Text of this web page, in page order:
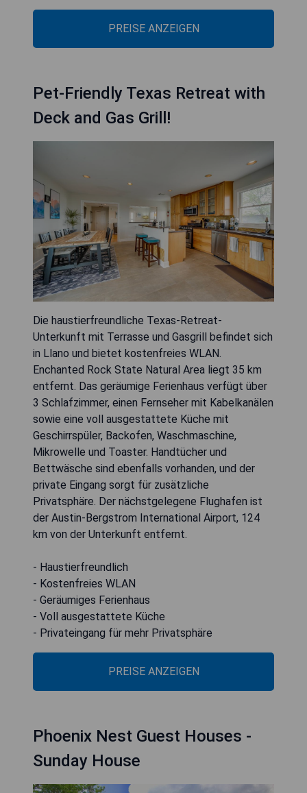
PREISE ANZEIGEN
Pet-Friendly Texas Retreat with
Deck and Gas Grill!
Die haustierfreundliche Texas-Retreat-
Unterkunft mit Terrasse und Gasgrill befindet sich
in Llano und bietet kostenfreies WLAN.
Enchanted Rock State Natural Area liegt 35 km
entfernt. Das geräumige Ferienhaus verfügt über
3 Schlafzimmer, einen Fernseher mit Kabelkanälen
sowie eine voll ausgestattete Küche mit
Geschirrspüler, Backofen, Waschmaschine,
Mikrowelle und Toaster. Handtücher und
Bettwäsche sind ebenfalls vorhanden, und der
private Eingang sorgt für zusätzliche
Privatsphäre. Der nächstgelegene Flughafen ist
der Austin-Bergstrom International Airport, 124
km von der Unterkunft entfernt.
- Haustierfreundlich
- Kostenfreies WLAN
- Geräumiges Ferienhaus
- Voll ausgestattete Küche
- Privateingang für mehr Privatsphäre
PREISE ANZEIGEN
Phoenix Nest Guest Houses -
Sunday House